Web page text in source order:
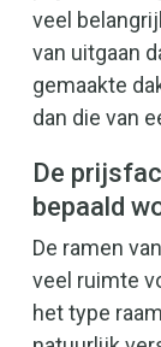
veel
van uitgaan
gemaakte
dan die van
De
bepaald
De ramen
veel ruimte
het type